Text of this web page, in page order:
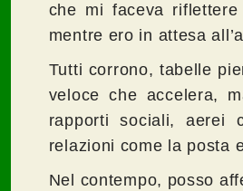
che mi faceva
mentre ero in attesa
Tutti corrono, tabelle
veloce che accelera,
rapporti sociali, aerei
relazioni come la posta
Nel contempo, posso